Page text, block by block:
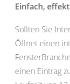
Einfach,
Sollten Sie
Öffnet einen
einen Eintrag